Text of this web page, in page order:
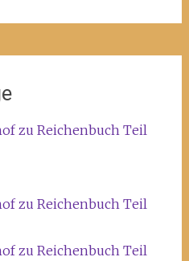
zu Reichenbuch Teil
zu Reichenbuch Teil
zu Reichenbuch Teil